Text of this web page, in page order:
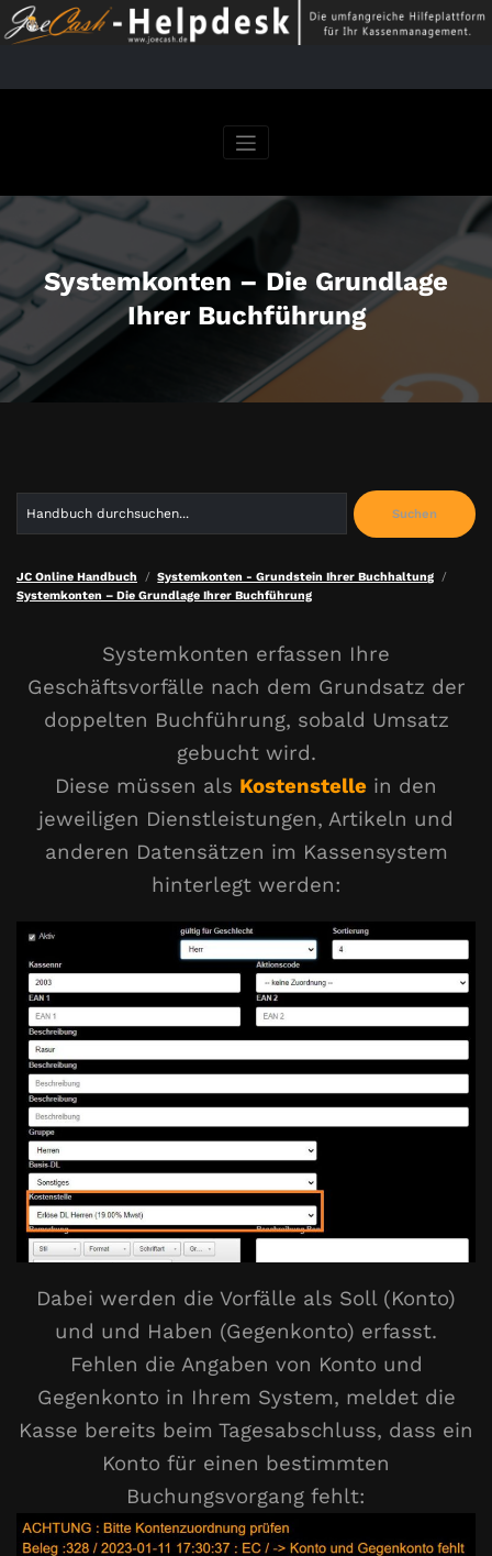
Springe
zum
Systemkonten – Die Grundlage
Ihrer Buchführung
for:
Suchen
JC Online Handbuch
Systemkonten - Grundstein Ihrer Buchhaltung
Systemkonten – Die Grundlage Ihrer Buchführung
Systemkonten erfassen Ihre
Geschäftsvorfälle nach dem Grundsatz der
doppelten Buchführung, sobald Umsatz
gebucht wird.
Diese müssen als Kostenstelle in den
jeweiligen Dienstleistungen, Artikeln und
anderen Datensätzen im Kassensystem
hinterlegt werden:
Dabei werden die Vorfälle als Soll (Konto)
und und Haben (Gegenkonto) erfasst.
Fehlen die Angaben von Konto und
Gegenkonto in Ihrem System, meldet die
Kasse bereits beim Tagesabschluss, dass ein
Konto für einen bestimmten
Buchungsvorgang fehlt: